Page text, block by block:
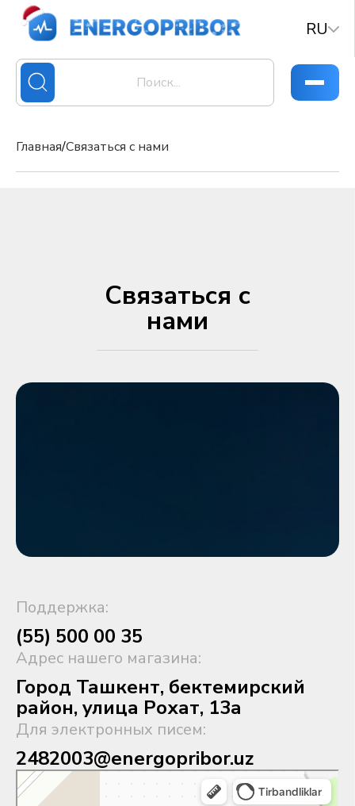
RU
Главная/Связаться с нами
Связаться с
нами
Поддержка:
(55) 500 00 35
Адрес нашего магазина:
Город Ташкент, бектемирский
район, улица Рохат, 13а
Для электронных писем:
2482003@energopribor.uz
Toshkent
Rohat koʻchasi, 13 — Yandex Xarita